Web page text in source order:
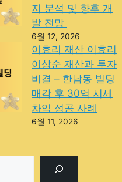
지 분석 및 향후 개
발 전망
6월 12, 2026
이효리 재산 이효리
이상순 재산과 투자
비결 – 한남동 빌딩
매각 후 30억 시세
차익 성공 사례
6월 11, 2026